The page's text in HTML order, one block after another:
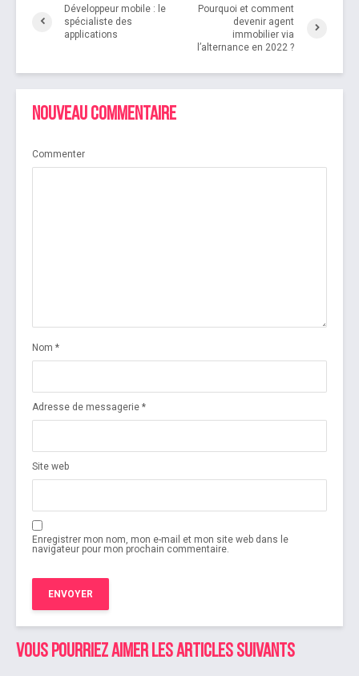
Développeur mobile : le
spécialiste des
applications
Pourquoi et comment
devenir agent
immobilier via
l’alternance en 2022 ?
Nouveau commentaire
Commenter
Nom *
Adresse de messagerie *
Site web
Enregistrer mon nom, mon e-mail et mon site web dans le
navigateur pour mon prochain commentaire.
Vous pourriez aimer les articles suivants